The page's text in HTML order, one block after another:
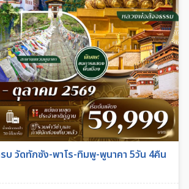
บ วัดทักซัง-พาโร-ทิมพู-พูนาคา 5วัน 4คืน